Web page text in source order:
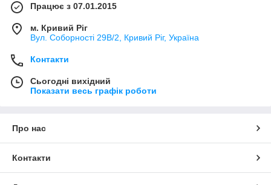
Працює з 07.01.2015
м. Кривий Ріг
Вул. Соборності 29В/2, Кривий Ріг, Україна
Контакти
Сьогодні вихідний
Показати весь графік роботи
Про нас
Контакти